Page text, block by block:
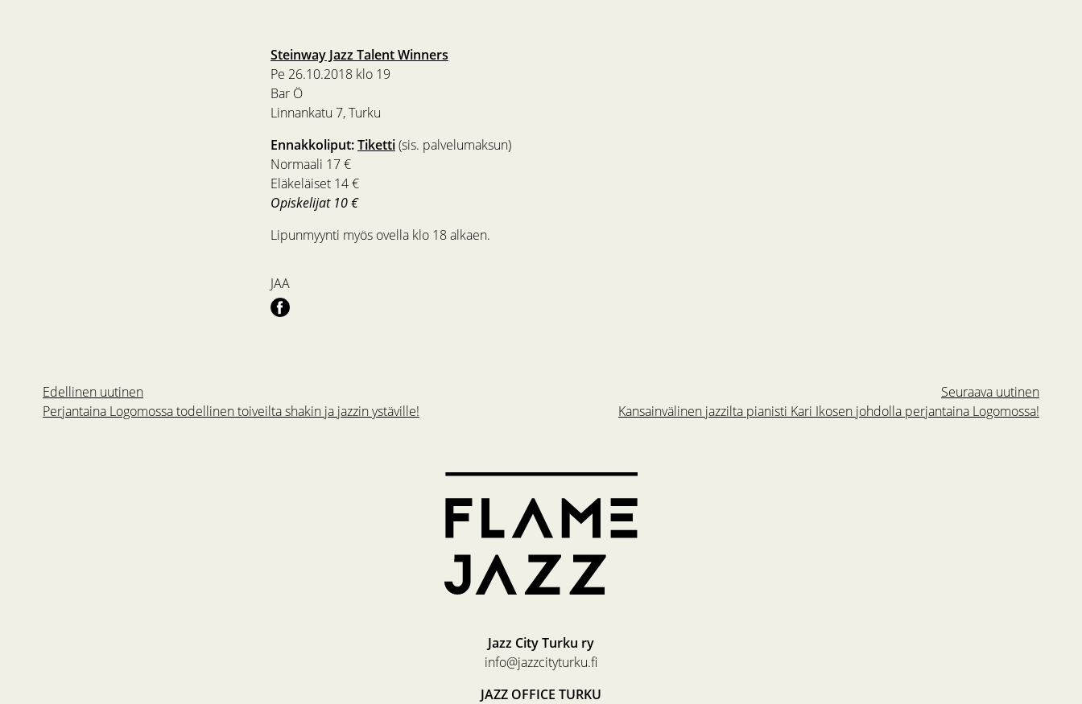
Steinway Jazz Talent Winners
Pe 26.10.2018 klo 19
Bar Ö
Linnankatu 7, Turku
Ennakkoliput:Tiketti(sis. palvelumaksun)
Normaali 17 €
Eläkeläiset 14 €
Opiskelijat 10 €
Lipunmyynti myös ovella klo 18 alkaen.
JAA
Seuraava uutinen
Kansainvälinen jazzilta pianisti Kari Ikosen johdolla perjantaina Logomossa!
Edellinen uutinen
Perjantaina Logomossa todellinen toiveilta shakin ja jazzin ystäville!
Jazz City Turku ry
info@jazzcityturku.fi
JAZZ OFFICE TURKU